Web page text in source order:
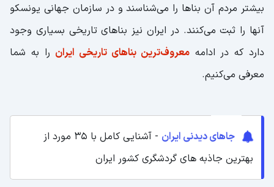
بیشتر مردم آن بناها را می‌شناسند و در سازمان جهانی یونسکو
آنها را ثبت می‌کنند. در ایران نیز بناهای تاریخی بسیاری وجود
دارد که در ادامهمعروف‌ترین بناهای تاریخی ایران را به شما
معرفی می‌کنیم.
جاهای دیدنی ایران
- آشنایی کامل با 35 مورد از
بهترین جاذبه های گردشگری کشور ایران